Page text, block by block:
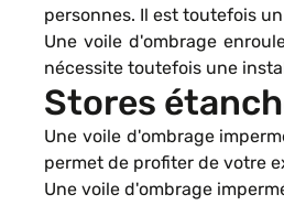
personnes. Il est toutefois
Une voile d'ombrage
nécessite toutefois une
Stores
Une voile d'ombrage
permet de profiter de votre
Une voile d'ombrage